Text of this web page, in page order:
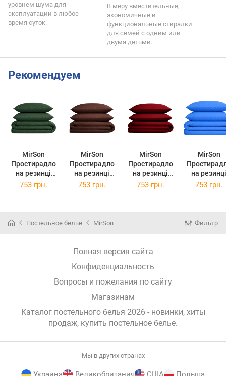
уровнем шума для
эксплуатации в любое
время суток.
В меру вместительные,
экономичные и
функциональные стиралки
для семей с одним или
двумя детьми.
Рекомендуем
MirSon
Простирадло
на резинці
полуторне
Premium
MirSon
Простирадло
на резинці
полуторне
Perla Бязь
MirSon
Простирадло
на резинці
полуторне
MirSon
на резинці
полуторне
753 грн. 753 грн. 753 грн. 753 грн.
Постельное белье MirSon Фильтр
Полная версия сайта
Конфиденциальность
Вопросы и пожелания по сайту
Магазинам
Каталог постельного белья 2026 - новинки, хиты
продаж, купить постельное белье.
Мы в других странах